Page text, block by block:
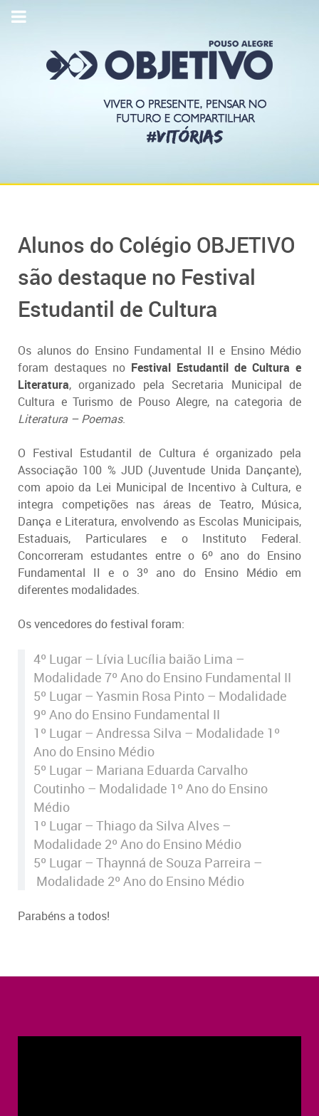
Alunos do Colégio OBJETIVO
são destaque no Festival
Estudantil de Cultura
Os alunos do Ensino Fundamental II e Ensino Médio
foram destaques no Festival Estudantil de Cultura e
Literatura, organizado pela Secretaria Municipal de
Cultura e Turismo de Pouso Alegre, na categoria de
Literatura – Poemas.
O Festival Estudantil de Cultura é organizado pela
Associação 100 % JUD (Juventude Unida Dançante),
com apoio da Lei Municipal de Incentivo à Cultura, e
integra competições nas áreas de Teatro, Música,
Dança e Literatura, envolvendo as Escolas Municipais,
Estaduais, Particulares e o Instituto Federal.
Concorreram estudantes entre o 6º ano do Ensino
Fundamental II e o 3º ano do Ensino Médio em
diferentes modalidades.
Os vencedores do festival foram:
4º Lugar – Lívia Lucília baião Lima –
Modalidade 7º Ano do Ensino Fundamental II
5º Lugar – Yasmin Rosa Pinto – Modalidade
9º Ano do Ensino Fundamental II
1º Lugar – Andressa Silva – Modalidade 1º
Ano do Ensino Médio
5º Lugar – Mariana Eduarda Carvalho
Coutinho – Modalidade 1º Ano do Ensino
Médio
1º Lugar – Thiago da Silva Alves –
Modalidade 2º Ano do Ensino Médio
5º Lugar – Thaynná de Souza Parreira –
Modalidade 2º Ano do Ensino Médio
Parabéns a todos!